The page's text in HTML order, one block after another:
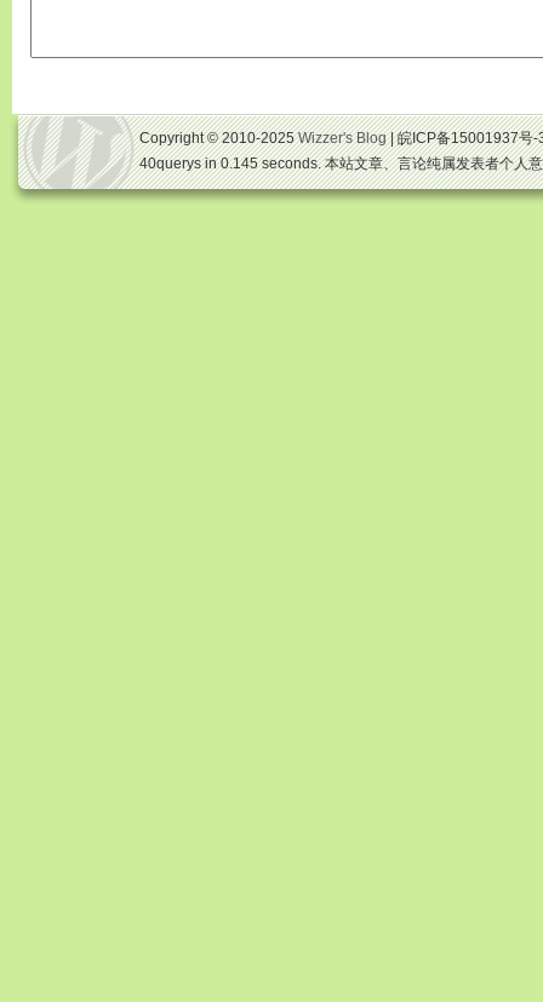
Copyright © 2010-2025Wizzer's Blog| 皖ICP备15001937号
40querys in 0.145 seconds. 本站文章、言论纯属发表者个人